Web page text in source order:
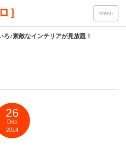
］ menu
♪素敵なインテリアが見放題！
26
Dec
2014